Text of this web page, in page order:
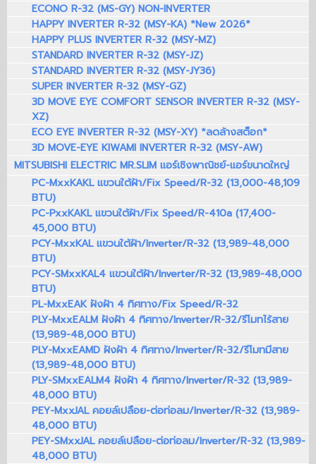
ECONO R-32 (MS-GY) NON-INVERTER
HAPPY INVERTER R-32 (MSY-KA) *New 2026*
HAPPY PLUS INVERTER R-32 (MSY-MZ)
STANDARD INVERTER R-32 (MSY-JZ)
STANDARD INVERTER R-32 (MSY-JY36)
SUPER INVERTER R-32 (MSY-GZ)
3D MOVE EYE COMFORT SENSOR INVERTER R-32 (MSY-
XZ)
ECO EYE INVERTER R-32 (MSY-XY) *ลดล้างสต็อก*
3D MOVE-EYE KIWAMI INVERTER R-32 (MSY-AW)
MITSUBISHI ELECTRIC MR.SLIM แอร์เชิงพาณิชย์-แอร์ขนาดใหญ่
PC-MxxKAKL แขวนใต้ฝ้า/Fix Speed/R-32 (13,000-48,109
BTU)
PC-PxxKAKL แขวนใต้ฝ้า/Fix Speed/R-410a (17,400-
45,000 BTU)
PCY-MxxKAL แขวนใต้ฝ้า/Inverter/R-32 (13,989-48,000
BTU)
PCY-SMxxKAL4 แขวนใต้ฝ้า/Inverter/R-32 (13,989-48,000
BTU)
PL-MxxEAK ฝังฝ้า 4 ทิศทาง/Fix Speed/R-32
PLY-MxxEALM ฝังฝ้า 4 ทิศทาง/Inverter/R-32/รีโมทไร้สาย
(13,989-48,000 BTU)
PLY-MxxEAMD ฝังฝ้า 4 ทิศทาง/Inverter/R-32/รีโมทมีสาย
(13,989-48,000 BTU)
PLY-SMxxEALM4 ฝังฝ้า 4 ทิศทาง/Inverter/R-32 (13,989-
48,000 BTU)
PEY-MxxJAL คอยล์เปลือย-ต่อท่อลม/Inverter/R-32 (13,989-
48,000 BTU)
PEY-SMxxJAL คอยล์เปลือย-ต่อท่อลม/Inverter/R-32 (13,989-
48,000 BTU)